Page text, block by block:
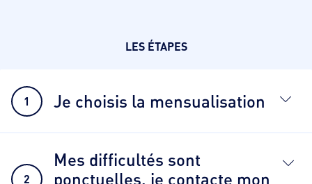
LES ÉTAPES
1 Je choisis la mensualisation
2
Mes difficultés sont
ponctuelles, je contacte mon